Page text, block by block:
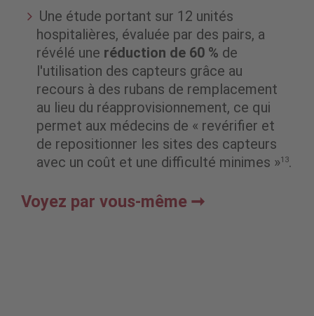
Une étude portant sur 12 unités
hospitalières, évaluée par des pairs, a
révélé une réduction de 60 % de
l'utilisation des capteurs grâce au
recours à des rubans de remplacement
au lieu du réapprovisionnement, ce qui
permet aux médecins de « revérifier et
de repositionner les sites des capteurs
avec un coût et une difficulté minimes »13.
Voyez par vous-même